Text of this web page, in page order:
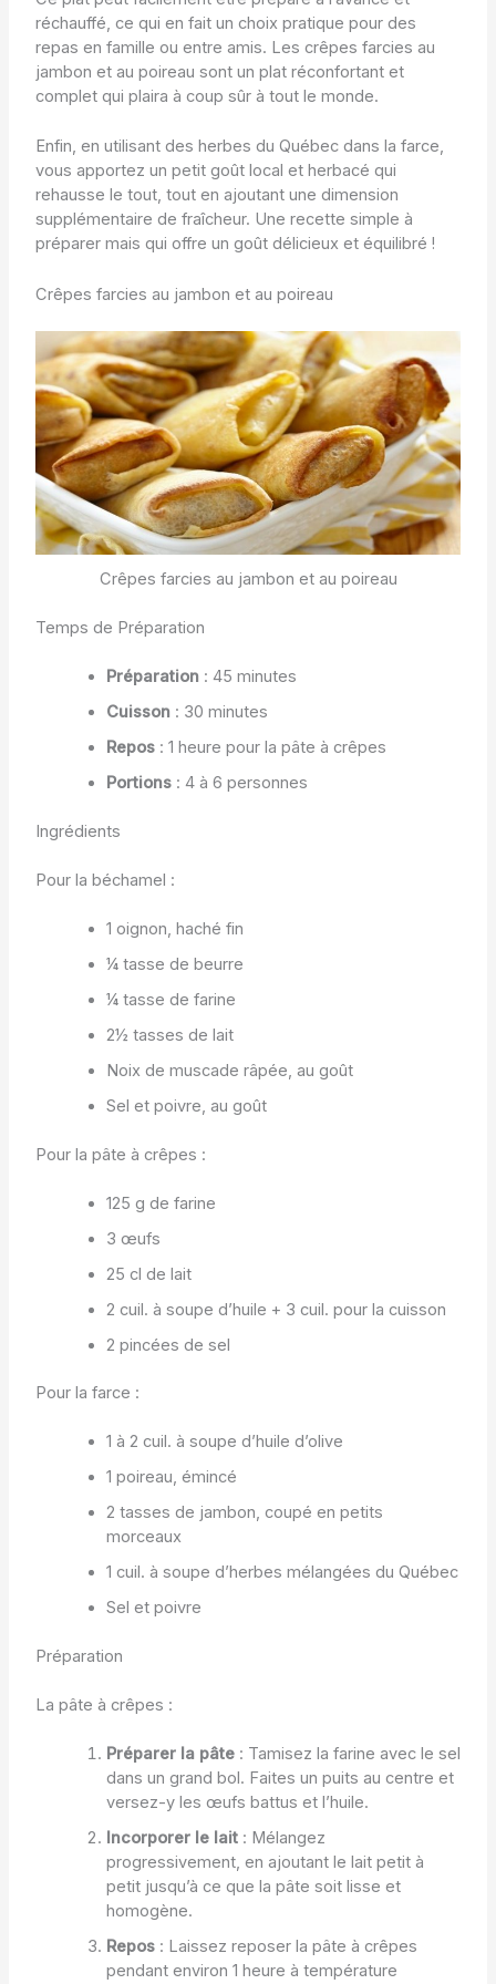
réchauffé, ce qui en fait un choix pratique pour des
repas en famille ou entre amis. Les crêpes farcies au
jambon et au poireau sont un plat réconfortant et
complet qui plaira à coup sûr à tout le monde.
Enfin, en utilisant des herbes du Québec dans la farce,
vous apportez un petit goût local et herbacé qui
rehausse le tout, tout en ajoutant une dimension
supplémentaire de fraîcheur. Une recette simple à
préparer mais qui offre un goût délicieux et équilibré !
Crêpes farcies au jambon et au poireau
Crêpes farcies au jambon et au poireau
Temps de Préparation
Préparation: 45 minutes
Cuisson: 30 minutes
Repos: 1 heure pour la pâte à crêpes
Portions: 4 à 6 personnes
Ingrédients
Pour la béchamel :
1 oignon, haché fin
¼ tasse de beurre
¼ tasse de farine
2½ tasses de lait
Noix de muscade râpée, au goût
Sel et poivre, au goût
Pour la pâte à crêpes :
125 g de farine
3 œufs
25 cl de lait
2 cuil. à soupe d’huile + 3 cuil. pour la cuisson
2 pincées de sel
Pour la farce :
1 à 2 cuil. à soupe d’huile d’olive
1 poireau, émincé
2 tasses de jambon, coupé en petits
morceaux
1 cuil. à soupe d’herbes mélangées du Québec
Sel et poivre
Préparation
La pâte à crêpes :
Préparer la pâte: Tamisez la farine avec le sel
dans un grand bol. Faites un puits au centre et
versez-y les œufs battus et l’huile.
Incorporer le lait: Mélangez
progressivement, en ajoutant le lait petit à
petit jusqu’à ce que la pâte soit lisse et
homogène.
Repos: Laissez reposer la pâte à crêpes
pendant environ 1 heure à température